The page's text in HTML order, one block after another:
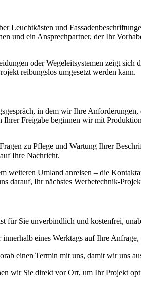
Leuchtkästen und
und ein Ansprechpartner, der Ihr
oder Wegeleitsystemen zeigt
reibungslos umgesetzt werden kann.
in dem wir Ihre
Freigabe beginnen wir mit
zu Pflege und Wartung Ihrer
Ihre Nachricht.
weiteren Umland anreisen – die
darauf, Ihr nächstes Werbetechnik-
für Sie unverbindlich und kostenfrei,
eines Werktags auf Ihre
einen Termin mit uns, damit wir uns
wir Sie direkt vor Ort, um Ihr Projekt